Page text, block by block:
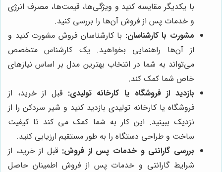
با یکدیگر مقایسه کنید و ویژگی‌ها، قیمت‌ها، مصرف انرژی
و خدمات پس از فروش آن‌ها را بررسی کنید.
مشورت با کارشناسان: با کارشناسان فروش مشورت کنید و
از آن‌ها راهنمایی بخواهید. یک کارشناس متخصص
می‌تواند به شما در انتخاب بهترین مدل بر اساس نیازهای
خاص شما کمک کند.
بازدید از فروشگاه یا کارخانه تولیدی: قبل از خرید، از
فروشگاه یا کارخانه تولیدی بازدید کنید و شیر سردکن را از
نزدیک ببینید. این کار به شما کمک می کند تا کیفیت
ساخت و طراحی دستگاه را به طور مستقیم ارزیابی کنید.
بررسی گارانتی و خدمات پس از فروش: قبل از خرید، از
شرایط گارانتی و خدمات پس از فروش اطمینان حاصل